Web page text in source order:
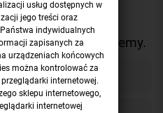
na nie odpowiemy.
usług dostępnych w
jego treści oraz
indywidualnych
zapisanych za
urządzeniach końcowych
można kontrolować za
internetowej.
sklepu internetowego,
internetowej